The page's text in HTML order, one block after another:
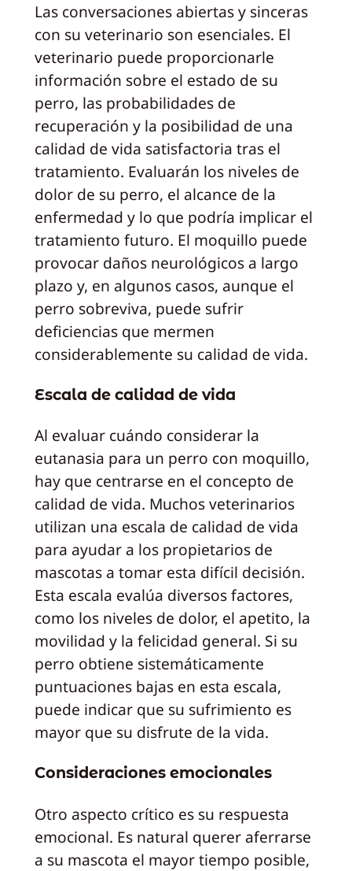
Las conversaciones abiertas y sinceras
con su veterinario son esenciales. El
veterinario puede proporcionarle
información sobre el estado de su
perro, las probabilidades de
recuperación y la posibilidad de una
calidad de vida satisfactoria tras el
tratamiento. Evaluarán los niveles de
dolor de su perro, el alcance de la
enfermedad y lo que podría implicar el
tratamiento futuro. El moquillo puede
provocar daños neurológicos a largo
plazo y, en algunos casos, aunque el
perro sobreviva, puede sufrir
deficiencias que mermen
considerablemente su calidad de vida.
Escala de calidad de vida
Al evaluar cuándo considerar la
eutanasia para un perro con moquillo,
hay que centrarse en el concepto de
calidad de vida. Muchos veterinarios
utilizan una escala de calidad de vida
para ayudar a los propietarios de
mascotas a tomar esta difícil decisión.
Esta escala evalúa diversos factores,
como los niveles de dolor, el apetito, la
movilidad y la felicidad general. Si su
perro obtiene sistemáticamente
puntuaciones bajas en esta escala,
puede indicar que su sufrimiento es
mayor que su disfrute de la vida.
Consideraciones emocionales
Otro aspecto crítico es su respuesta
emocional. Es natural querer aferrarse
a su mascota el mayor tiempo posible,